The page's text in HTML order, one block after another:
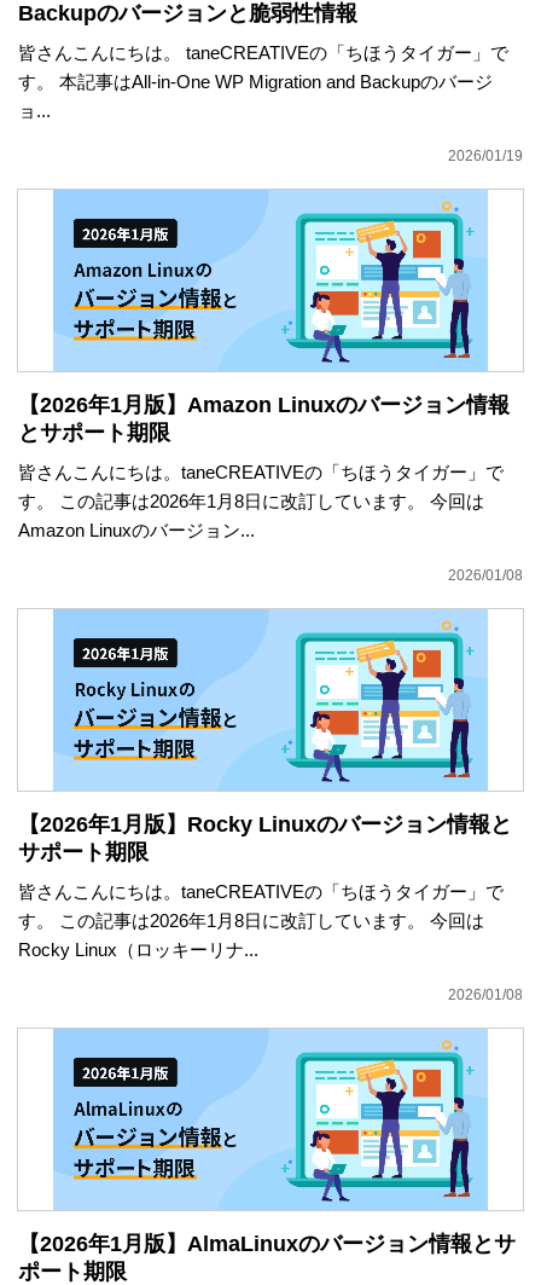
Backupのバージョンと脆弱性情報
皆さんこんにちは。 taneCREATIVEの「ちほうタイガー」で
す。 本記事はAll-in-One WP Migration and Backupのバージ
ョ...
2026/01/19
【2026年1月版】Amazon Linuxのバージョン情報
とサポート期限
皆さんこんにちは。taneCREATIVEの「ちほうタイガー」で
す。 この記事は2026年1月8日に改訂しています。 今回は
Amazon Linuxのバージョン...
2026/01/08
【2026年1月版】Rocky Linuxのバージョン情報と
サポート期限
皆さんこんにちは。taneCREATIVEの「ちほうタイガー」で
す。 この記事は2026年1月8日に改訂しています。 今回は
Rocky Linux（ロッキーリナ...
2026/01/08
【2026年1月版】AlmaLinuxのバージョン情報とサ
ポート期限